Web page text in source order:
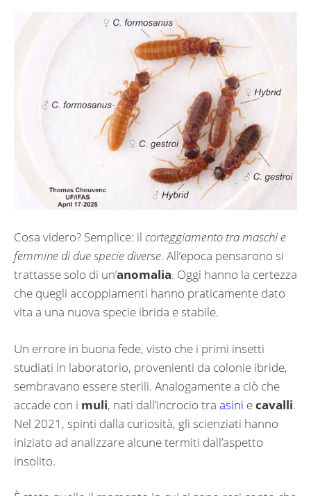
Cosa videro? Semplice: il corteggiamento tra maschi e
femmine di due specie diverse. All’epoca pensarono si
trattasse solo di un’anomalia. Oggi hanno la certezza
che quegli accoppiamenti hanno praticamente dato
vita a una nuova specie ibrida e stabile.
Un errore in buona fede, visto che i primi insetti
studiati in laboratorio, provenienti da colonie ibride,
sembravano essere sterili. Analogamente a ciò che
accade con i muli, nati dall’incrocio tra asini ecavalli.
Nel 2021, spinti dalla curiosità, gli scienziati hanno
iniziato ad analizzare alcune termiti dall’aspetto
insolito.